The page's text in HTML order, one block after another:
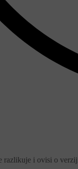
razlikuje i ovisi o